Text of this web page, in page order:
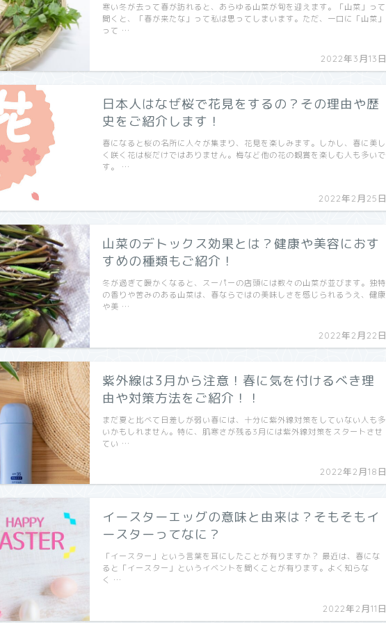
2022年3月13日
寒い冬が去って春が訪れると、あらゆる山菜が旬を迎えます。「山菜」って
聞くと、「春が来たな」って私は思ってしまいます。ただ、一口に「山菜」
って …
日本人はなぜ桜で花見をするの？その理由や歴
史をご紹介します！
2022年2月25日
春になると桜の名所に人々が集まり、花見を楽しみます。しかし、春に美し
く咲く花は桜だけではありません。梅など他の花の観賞を楽しむ人も多いで
す。 …
山菜のデトックス効果とは？健康や美容におす
すめの種類もご紹介！
2022年2月22日
冬が過ぎて暖かくなると、スーパーの店頭には数々の山菜が並びます。独特
の香りや苦みのある山菜は、春ならではの美味しさを感じられるうえ、健康
や美 …
紫外線は3月から注意！春に気を付けるべき理
由や対策方法をご紹介！！
2022年2月18日
まだ夏と比べて日差しが弱い春には、十分に紫外線対策をしていない人も多
いかもしれません。特に、肌寒さが残る3月には紫外線対策をスタートさせ
てい …
イースターエッグの意味と由来は？そもそもイ
ースターってなに？
2022年2月11日
「イースター」という言葉を耳にしたことが有りますか？ 最近は、春にな
ると「イースター」というイベントを聞くことが有ります。よく知らな
く …